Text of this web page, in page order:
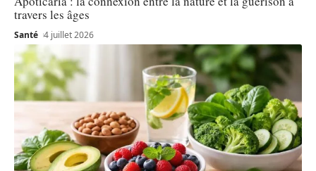
travers les âges
Santé 4 juillet 2026